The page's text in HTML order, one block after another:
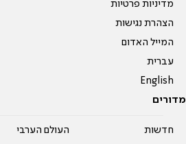
מדיניות פרטיות
הצהרת נגישות
המייל האדום
עברית
English
מדורים
חדשות
העולם הערבי